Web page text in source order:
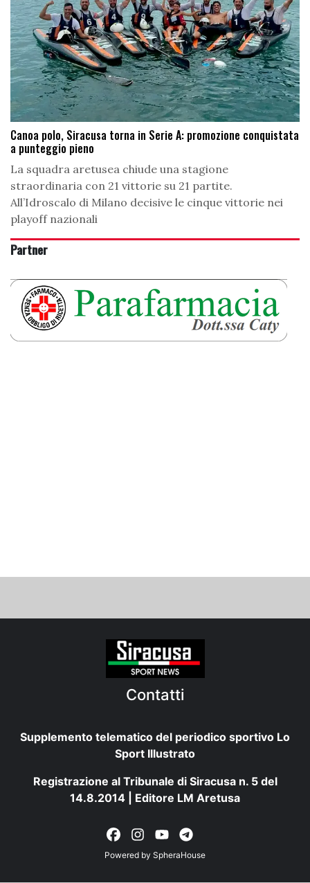
Canoa polo, Siracusa torna in Serie A: promozione conquistata
a punteggio pieno
La squadra aretusea chiude una stagione
straordinaria con 21 vittorie su 21 partite.
All’Idroscalo di Milano decisive le cinque vittorie nei
playoff nazionali
Partner
Contatti
Supplemento telematico del periodico sportivo Lo
Sport Illustrato
Registrazione al Tribunale di Siracusa n. 5 del
14.8.2014 | Editore LM Aretusa
Powered by SpheraHouse